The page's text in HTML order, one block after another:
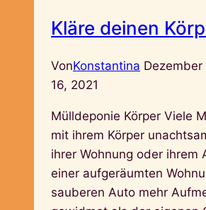
Kläre deinen
VonKonstantina Dezember
16, 2021
Mülldeponie Körper Viele
mit ihrem Körper
ihrer Wohnung oder ihrem
einer aufgeräumten
sauberen Auto mehr